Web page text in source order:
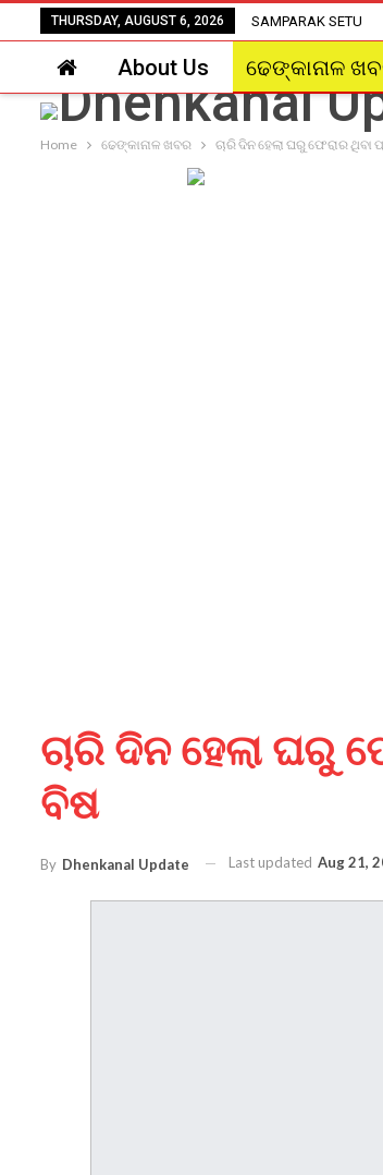
THURSDAY, AUGUST 6, 2026 SAMPARAK SETU
About Us ଢେଙ୍କାନାଳ
Home ଢେଙ୍କାନାଳ ଖବର ଚାରି ଦିନ ହେଲା ଘରୁ ଫେରାର
ଚାରି ଦିନ ହେଲା ଘରୁ
ବିଷ
By Dhenkanal Update Last updated Aug 21,